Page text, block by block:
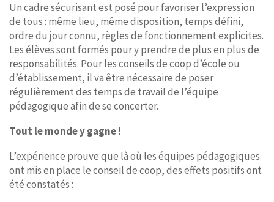
Un cadre sécurisant est posé pour favoriser l’expression
de tous : même lieu, même disposition, temps défini,
ordre du jour connu, règles de fonctionnement explicites.
Les élèves sont formés pour y prendre de plus en plus de
responsabilités. Pour les conseils de coop d’école ou
d’établissement, il va être nécessaire de poser
régulièrement des temps de travail de l’équipe
pédagogique afin de se concerter.
Tout le monde y gagne !
L’expérience prouve que là où les équipes pédagogiques
ont mis en place le conseil de coop, des effets positifs ont
été constatés :